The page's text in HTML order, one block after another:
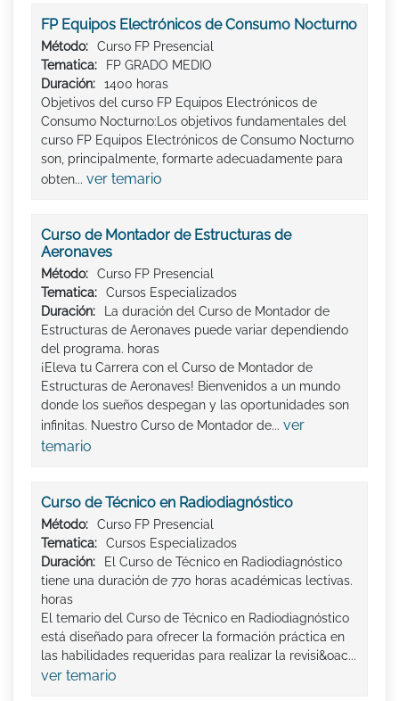
FP Equipos Electrónicos de Consumo Nocturno
Método:
Curso FP Presencial
Tematica:
FP GRADO MEDIO
Duración:
1400 horas
Objetivos del curso FP Equipos Electrónicos de
Consumo Nocturno:Los objetivos fundamentales del
curso FP Equipos Electrónicos de Consumo Nocturno
son, principalmente, formarte adecuadamente para
obten... ver temario
Curso de Montador de Estructuras de
Aeronaves
Método:
Curso FP Presencial
Tematica:
Cursos Especializados
Duración:
La duración del Curso de Montador de
Estructuras de Aeronaves puede variar dependiendo
del programa. horas
¡Eleva tu Carrera con el Curso de Montador de
Estructuras de Aeronaves! Bienvenidos a un mundo
donde los sueños despegan y las oportunidades son
infinitas. Nuestro Curso de Montador de... ver
temario
Curso de Técnico en Radiodiagnóstico
Método:
Curso FP Presencial
Tematica:
Cursos Especializados
Duración:
El Curso de Técnico en Radiodiagnóstico
tiene una duración de 770 horas académicas lectivas.
horas
El temario del Curso de Técnico en Radiodiagnóstico
está diseñado para ofrecer la formación práctica en
las habilidades requeridas para realizar la revisi&oac...
ver temario